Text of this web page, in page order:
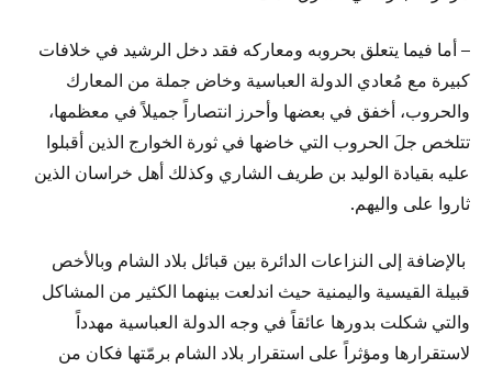
– أما فيما يتعلق بحروبه ومعاركه فقد دخل الرشيد في خلافات
كبيرة مع مُعادي الدولة العباسية وخاض جملة من المعارك
والحروب، أخفق في بعضها وأحرز انتصاراً جميلاً في معظمها،
تتلخص جلَ الحروب التي خاضها في ثورة الخوارج الذين أقبلوا
عليه بقيادة الوليد بن طريف الشاري وكذلك أهل خراسان الذين
ثاروا على واليهم.
بالإضافة إلى النزاعات الدائرة بين قبائل بلاد الشام وبالأخص
قبيلة القيسية واليمنية حيث اندلعت بينهما الكثير من المشاكل
والتي شكلت بدورها عائقاً في وجه الدولة العباسية مهدداً
لاستقرارها ومؤثراً على استقرار بلاد الشام برمّتها فكان من